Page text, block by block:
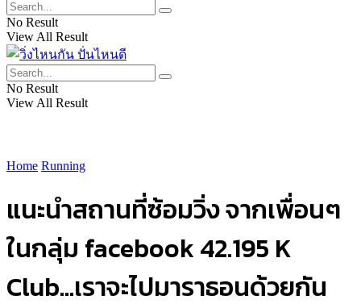
No Result
View All Result
No Result
View All Result
Home Running
แนะนำสถานที่ซ้อมวิ่ง จากเพื่อนๆ
ในกลุ่ม facebook 42.195 K
Club…เราจะไปมาราธอนด้วยกัน